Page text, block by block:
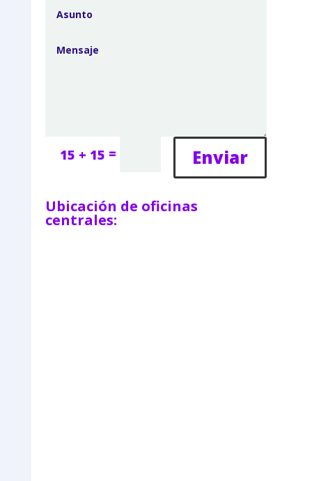
15 + 15 = Enviar
Ubicación de oficinas
centrales: